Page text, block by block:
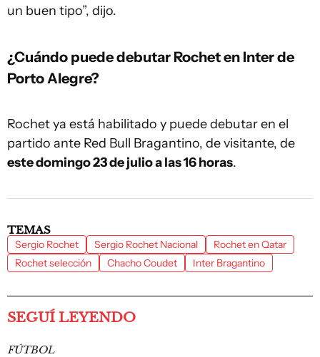
un buen tipo”, dijo.
¿Cuándo puede debutar Rochet en Inter de
Porto Alegre?
Rochet ya está habilitado y puede debutar en el
partido ante Red Bull Bragantino, de visitante, de
este domingo 23 de julio a las 16 horas.
TEMAS
Sergio Rochet Sergio Rochet Nacional
Rochet en Qatar
Rochet selección
Chacho Coudet Inter Bragantino
SEGUÍ LEYENDO
FÚTBOL